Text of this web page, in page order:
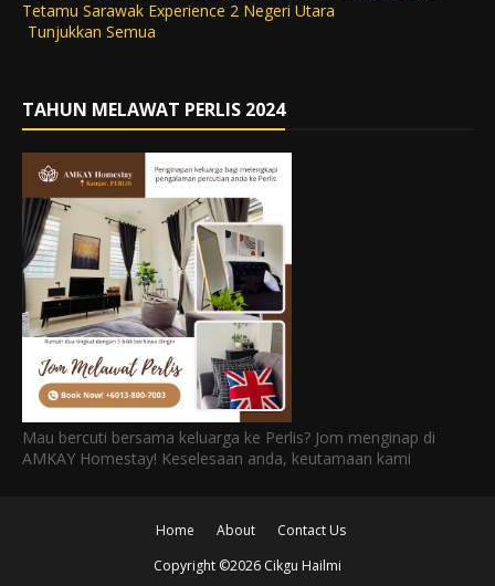
Tetamu Sarawak Experience 2 Negeri Utara
Tunjukkan Semua
TAHUN MELAWAT PERLIS 2024
Mau bercuti bersama keluarga ke Perlis? Jom menginap di
AMKAY Homestay! Keselesaan anda, keutamaan kami
Home About
Contact Us
Copyright ©2026 Cikgu Hailmi